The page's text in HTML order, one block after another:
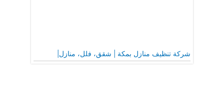
شركة تنظيف منازل بمكة | شقق، فلل، منازل|